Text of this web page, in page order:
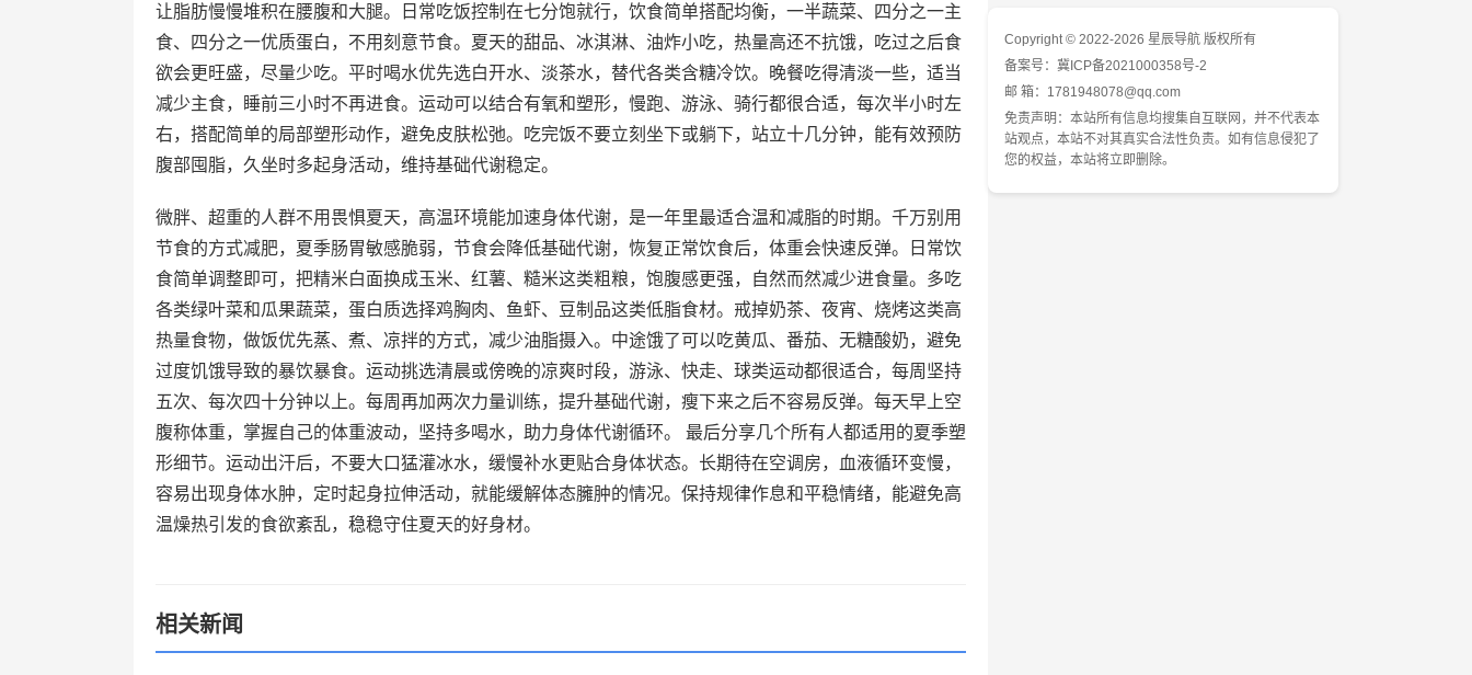
让脂肪慢慢堆积在腰腹和大腿。日常吃饭控制在七分饱就行，饮食简单搭配均衡，一半蔬菜、四分之一主
食、四分之一优质蛋白，不用刻意节食。夏天的甜品、冰淇淋、油炸小吃，热量高还不抗饿，吃过之后食
欲会更旺盛，尽量少吃。平时喝水优先选白开水、淡茶水，替代各类含糖冷饮。晚餐吃得清淡一些，适当
减少主食，睡前三小时不再进食。运动可以结合有氧和塑形，慢跑、游泳、骑行都很合适，每次半小时左
右，搭配简单的局部塑形动作，避免皮肤松弛。吃完饭不要立刻坐下或躺下，站立十几分钟，能有效预防
腹部囤脂，久坐时多起身活动，维持基础代谢稳定。
微胖、超重的人群不用畏惧夏天，高温环境能加速身体代谢，是一年里最适合温和减脂的时期。千万别用
节食的方式减肥，夏季肠胃敏感脆弱，节食会降低基础代谢，恢复正常饮食后，体重会快速反弹。日常饮
食简单调整即可，把精米白面换成玉米、红薯、糙米这类粗粮，饱腹感更强，自然而然减少进食量。多吃
各类绿叶菜和瓜果蔬菜，蛋白质选择鸡胸肉、鱼虾、豆制品这类低脂食材。戒掉奶茶、夜宵、烧烤这类高
热量食物，做饭优先蒸、煮、凉拌的方式，减少油脂摄入。中途饿了可以吃黄瓜、番茄、无糖酸奶，避免
过度饥饿导致的暴饮暴食。运动挑选清晨或傍晚的凉爽时段，游泳、快走、球类运动都很适合，每周坚持
五次、每次四十分钟以上。每周再加两次力量训练，提升基础代谢，瘦下来之后不容易反弹。每天早上空
腹称体重，掌握自己的体重波动，坚持多喝水，助力身体代谢循环。 最后分享几个所有人都适用的夏季塑
形细节。运动出汗后，不要大口猛灌冰水，缓慢补水更贴合身体状态。长期待在空调房，血液循环变慢，
容易出现身体水肿，定时起身拉伸活动，就能缓解体态臃肿的情况。保持规律作息和平稳情绪，能避免高
温燥热引发的食欲紊乱，稳稳守住夏天的好身材。
相关新闻
Copyright © 2022-2026 星辰导航 版权所有
备案号： 冀ICP备2021000358号-2
邮 箱：1781948078@qq.com
免责声明：本站所有信息均搜集自互联网，并不代表本
站观点，本站不对其真实合法性负责。如有信息侵犯了
您的权益，本站将立即删除。